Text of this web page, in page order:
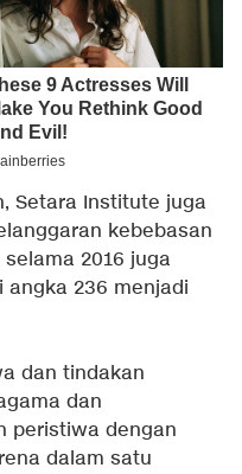
Setara Institute juga
kebebasan
2016 juga
angka 236 menjadi
dan tindakan
dan
peristiwa dengan
dalam satu